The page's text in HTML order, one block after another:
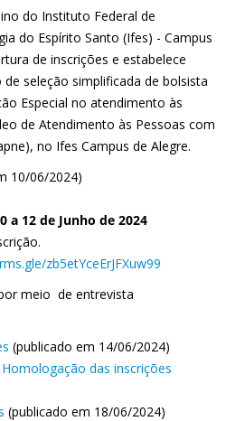
do Instituto Federal de
do Espírito Santo (Ifes) - Campus
de inscrições e estabelece
seleção simplificada de bolsista
Especial no atendimento às
de Atendimento às Pessoas com
no Ifes Campus de Alegre.
10/06/2024)
a 12 de Junho de 2024
zb5etYceErJFXuw99
meio de entrevista
(publicado em 14/06/2024)
das inscrições
(publicado em 18/06/2024)